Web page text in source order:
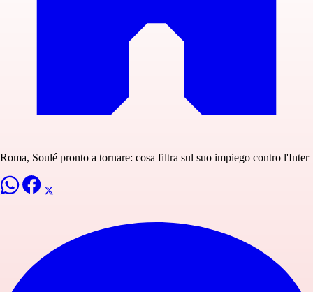
Roma, Soulé pronto a tornare: cosa filtra sul suo impiego contro l'Inter